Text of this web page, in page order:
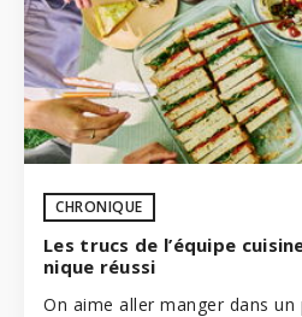
CHRONIQUE
Les trucs de l’équipe
nique réussi
On aime aller manger dans un